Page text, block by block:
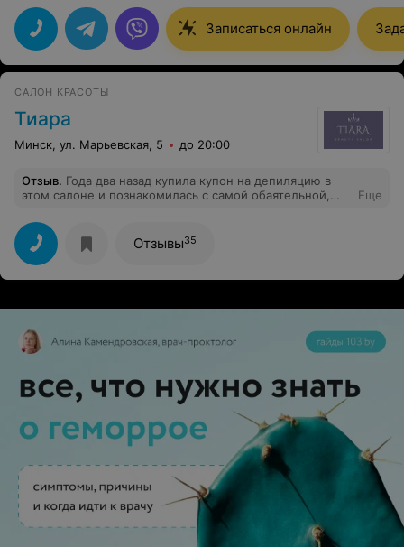
всем!
Записаться онлайн
САЛОН КРАСОТЫ
Тиара
Минск, ул. Марьевская, 5 до 20:00
Отзыв. Года два назад купила купон на депиляцию в
этом салоне и познакомилась с самой обаятельной,
дела - Ириной!! Ирина всегда и поговорит по душам и
посоветует парикмахера, запишет на следующий
сеанс и всегда приятно находиться в этом дружном
коллективе. СПАСИБО огромное девчонки за красоту!
теперь являюсь постоянным клиентом салона ТИАРА!!
Еще
Отзывы35